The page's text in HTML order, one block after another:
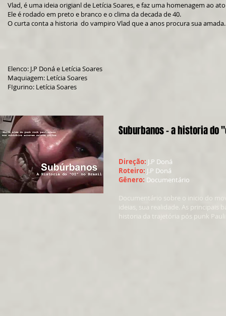
Vlad, é uma ideia origianl de Letícia Soares, e faz uma homenagem ao
Ele é rodado em preto e branco e o clima da decada de 40.
O curta conta a historia do vampiro Vlad que a anos procura sua amada.
Elenco: J.P Doná e Letícia Soares
Maquiagem: Letícia Soares
FIgurino: Letícia Soares
Suburbanos - a historia do
Direção: J.P Doná
Roteiro: J.P Doná
Gênero: Documentário
Documentário sobre o inicio do
ideias, sua realidade. As principais
historia da trajetória pós punk